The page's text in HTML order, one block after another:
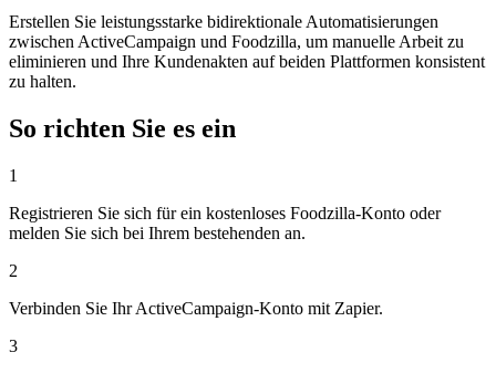
Erstellen Sie leistungsstarke bidirektionale Automatisierungen
zwischen ActiveCampaign und Foodzilla, um manuelle Arbeit zu
eliminieren und Ihre Kundenakten auf beiden Plattformen konsistent
zu halten.
So richten Sie es ein
1
Registrieren Sie sich für ein kostenloses Foodzilla-Konto oder
melden Sie sich bei Ihrem bestehenden an.
2
Verbinden Sie Ihr ActiveCampaign-Konto mit Zapier.
3